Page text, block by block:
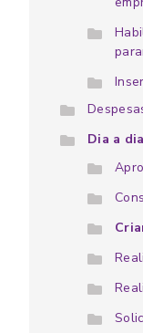
Dia a